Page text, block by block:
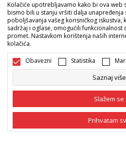
Bosna i Hercegovina
Nastojimo da budemo što precizniji u
samih cijena, ali ne možemo garantovati
i bez grešaka. Svi artikli prikazani na
Kolačiće upotrebljavamo kako bi ova web
bismo bili u stanju vršiti dalja unapređenja
poboljšavanja vašeg korisničkog iskustva,
sadržaj i oglase, omogućili funkcionalnost
promet. Nastavkom korištenja naših
kolačića.
Obavezni Statistika
Saznaj više
Slažem se
Prihvatam